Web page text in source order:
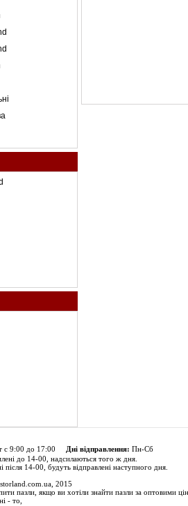
с 9:00 до 17:00 Дні відправлення: Пн-Сб
до 14-00, надсилаються того ж дня.
14-00, будуть відправлені наступного дня.
2015
пазли, якщо ви хотіли знайти пазли за оптовими
- то,